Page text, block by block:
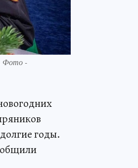
Фото -
годы.